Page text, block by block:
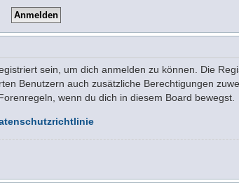
sein, um dich anmelden zu können. Die
Benutzern auch zusätzliche Berechtigungen
wenn du dich in diesem Board bewegst.